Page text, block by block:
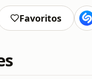
Favoritos